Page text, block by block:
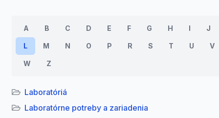
A B C D E F G H I J
L M N O P R S T U V
W Z
Laboratóriá
Laboratórne potreby a zariadenia